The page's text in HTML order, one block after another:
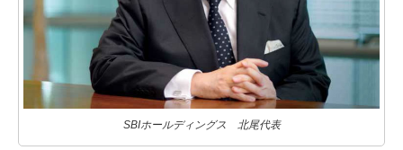
SBIホールディングス 北尾代表